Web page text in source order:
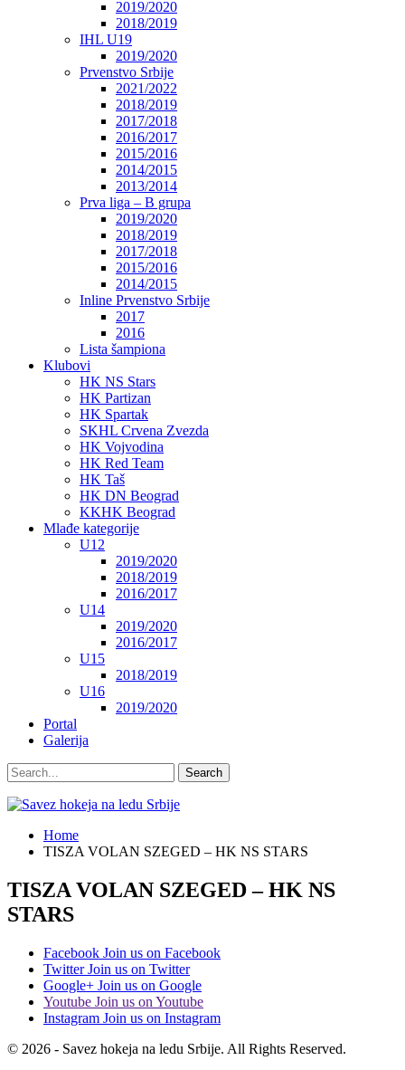
2019/2020
2018/2019
IHL U19
2019/2020
Prvenstvo Srbije
2021/2022
2018/2019
2017/2018
2016/2017
2015/2016
2014/2015
2013/2014
Prva liga – B grupa
2019/2020
2018/2019
2017/2018
2015/2016
2014/2015
Inline Prvenstvo Srbije
2017
2016
Lista šampiona
Klubovi
HK NS Stars
HK Partizan
HK Spartak
SKHL Crvena Zvezda
HK Vojvodina
HK Red Team
HK Taš
HK DN Beograd
KKHK Beograd
Mlađe kategorije
U12
2019/2020
2018/2019
2016/2017
U14
2019/2020
2016/2017
U15
2018/2019
U16
2019/2020
Portal
Galerija
Home
TISZA VOLAN SZEGED – HK NS STARS
TISZA VOLAN SZEGED – HK NS
STARS
Facebook Join us on Facebook
Twitter Join us on Twitter
Google+ Join us on Google
Youtube Join us on Youtube
Instagram Join us on Instagram
© 2026 - Savez hokeja na ledu Srbije. All Rights Reserved.